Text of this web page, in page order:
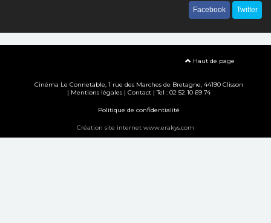
Facebook Twitter
Haut de page
Cinéma Le Connetable, 1 rue des Marches de Bretagne, 44190 Clisson
| Mentions légales| Contact| Tel : 02 52 10 69 74
Politique de confidentialité
Création site internet www.erakys.com